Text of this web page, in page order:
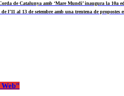
de Catalunya amb ‘Mare Mundi’ inaugura la 10a
l’11 al 13 de setembre amb una trentena de propostes
Web"